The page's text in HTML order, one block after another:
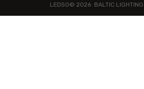
LEDSO© 2026 BALTIC